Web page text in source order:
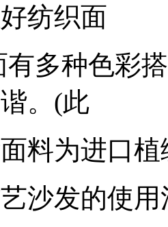
纺织面
种色彩搭
。(此
为进口植
发的使用